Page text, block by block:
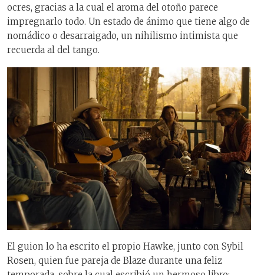
ocres, gracias a la cual el aroma del otoño parece
impregnarlo todo. Un estado de ánimo que tiene algo de
nomádico o desarraigado, un nihilismo intimista que
recuerda al del tango.
El guion lo ha escrito el propio Hawke, junto con Sybil
Rosen, quien fue pareja de Blaze durante una feliz